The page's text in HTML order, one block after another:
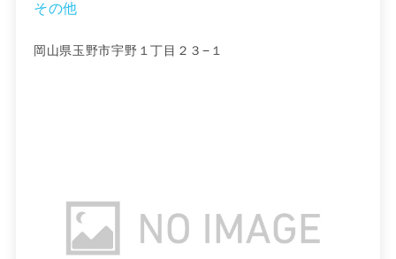
その他
岡山県玉野市宇野１丁目２３−１